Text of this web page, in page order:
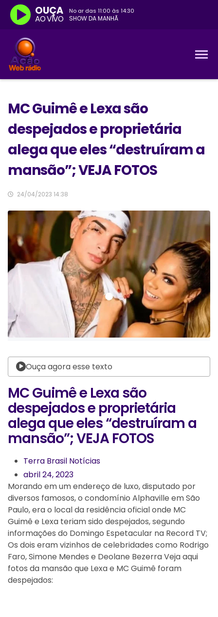
No ar das 11:00 às 14:30
SHOW DA MANHÃ
OUÇA
AO VIVO
MC Guimê e Lexa são
despejados e proprietária
alega que eles “destruíram a
mansão”; VEJA FOTOS
24/04/2023 14:38
Ouça agora esse texto
MC Guimê e Lexa são
despejados e proprietária
alega que eles “destruíram a
mansão”; VEJA FOTOS
Terra Brasil Notícias
abril 24, 2023
Morando em um endereço de luxo, disputado por
diversos famosos, o condomínio Alphaville em São
Paulo, era o local da residência oficial onde MC
Guimê e Lexa teriam sido despejados, segundo
informações do Domingo Espetacular na Record TV;
Os dois eram vizinhos de celebridades como Rodrigo
Faro, Simone Mendes e Deolane Bezerra Veja aqui
fotos da mansão que Lexa e MC Guimê foram
despejados: